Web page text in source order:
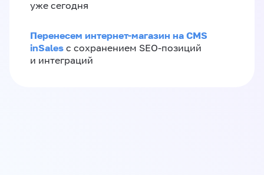
уже сегодня
Перенесем интернет-магазин на CMS
inSales с сохранением SEO-позиций
и интеграций